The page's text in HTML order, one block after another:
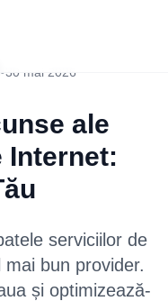
•30 mai 2026
ale
Internet:
serviciilor de
bun provider.
și optimizează-